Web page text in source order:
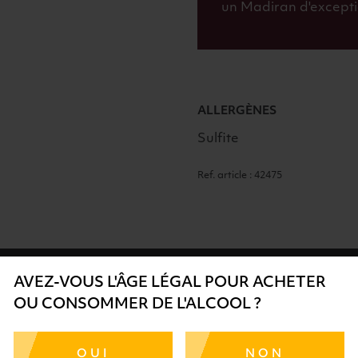
AVEZ-VOUS L'ÂGE LÉGAL POUR ACHETER
OU CONSOMMER DE L'ALCOOL ?
OUI NON
un Madiran
ALLERGÈNES
Sulfite
Ref. article : 42475